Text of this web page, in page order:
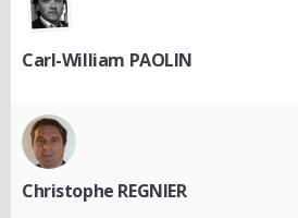
Carl-William PAOLIN
Christophe REGNIER